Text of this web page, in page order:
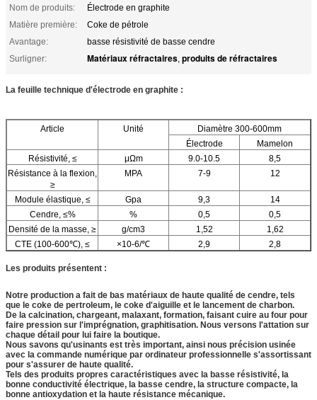
Nom de produits:
Électrode en graphite
Matière première:
Coke de pétrole
Avantage:
basse résistivité de basse cendre
Surligner:
Matériaux réfractaires, produits de réfractaires
La feuille technique d'électrode en graphite :
Article Unité
Diamètre 300-600mm
Électrode
Mamelon
Résistivité, ≤
μΩm 9.0-10.5
8,5
Résistance à la flexion,
≥
MPA 7-9 12
Module élastique, ≤ Gpa 9,3
14
Cendre, ≤%
% 0,5
0,5
Densité de la masse, ≥
g/cm3 1,52
1,62
CTE (100-600℃), ≤
×10-6/℃ 2,9 2,8
Les produits présentent :
Notre production a fait de bas matériaux de haute qualité de cendre, tels
que le coke de pertroleum, le coke d'aiguille et le lancement de charbon.
De la calcination, chargeant, malaxant, formation, faisant cuire au four pour
faire pression sur l'imprégnation, graphitisation. Nous versons l'attation sur
chaque détail pour lui faire la boutique.
Nous savons qu'usinants est très important, ainsi nous précision usinée
avec la commande numérique par ordinateur professionnelle s'assortissant
pour s'assurer de haute qualité.
Tels des produits propres caractéristiques avec la basse résistivité, la
bonne conductivité électrique, la basse cendre, la structure compacte, la
bonne antioxydation et la haute résistance mécanique.